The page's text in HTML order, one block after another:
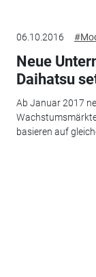
06.10.2016
Neue
Daihatsu
Ab Januar 2017
basieren auf